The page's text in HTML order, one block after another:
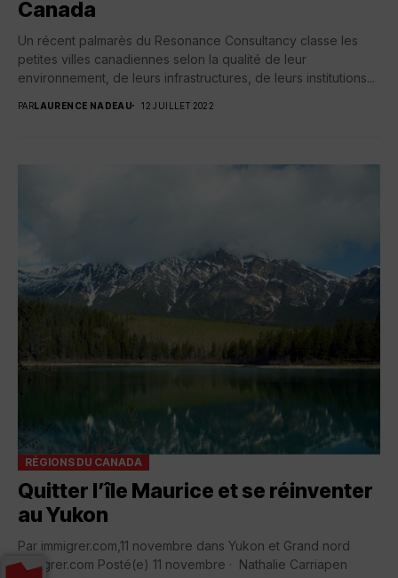
Canada
Un récent palmarès du Resonance Consultancy classe les
petites villes canadiennes selon la qualité de leur
environnement, de leurs infrastructures, de leurs institutions...
PAR LAURENCE NADEAU 12 JUILLET 2022
RÉGIONS DU CANADA
Quitter l’île Maurice et se réinventer
au Yukon
Par immigrer.com,11 novembre dans Yukon et Grand nord
immigrer.com Posté(e) 11 novembre · Nathalie Carriapen